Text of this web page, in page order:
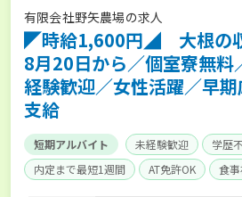
有限会社野矢農場の求人
◤時給1,600円◢ 大根の
8月20日から／個室寮無料
経験歓迎／女性活躍／早
支給
短期アルバイト 未経験歓迎
学歴
内定まで最短1週間
AT免許OK 食